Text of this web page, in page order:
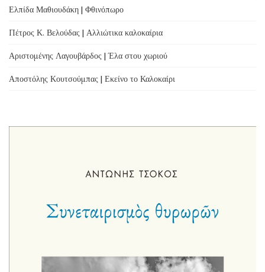
Ελπίδα Μαθιουδάκη | Φθινόπωρο
Πέτρος Κ. Βελούδας | Αλλιώτικα καλοκαίρια
Αριστομένης Λαγουβάρδος | Έλα στου χωριού
Αποστόλης Κουτσούμπας | Εκείνο το Καλοκαίρι